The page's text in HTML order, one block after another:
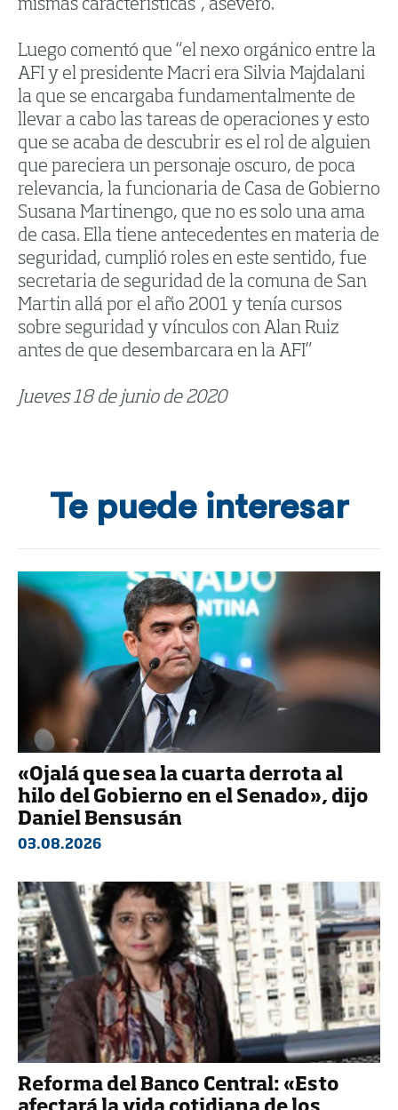
mismas características”, aseveró.
Luego comentó que “el nexo orgánico entre la
AFI y el presidente Macri era Silvia Majdalani
la que se encargaba fundamentalmente de
llevar a cabo las tareas de operaciones y esto
que se acaba de descubrir es el rol de alguien
que pareciera un personaje oscuro, de poca
relevancia, la funcionaria de Casa de Gobierno
Susana Martinengo, que no es solo una ama
de casa. Ella tiene antecedentes en materia de
seguridad, cumplió roles en este sentido, fue
secretaria de seguridad de la comuna de San
Martin allá por el año 2001 y tenía cursos
sobre seguridad y vínculos con Alan Ruiz
antes de que desembarcara en la AFI”
Jueves 18 de junio de 2020
Te puede interesar
«Ojalá que sea la cuarta derrota al
hilo del Gobierno en el Senado», dijo
Daniel Bensusán
03.08.2026
Reforma del Banco Central: «Esto